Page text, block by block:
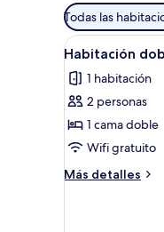
Filtros
disponibles
para
las
habitaciones
Todas las
Abrir
todas
las
fotos
de
Habitación
doble
estándar,
14
Habitación
1 habitación
2 personas
1 cama doble
Wifi gratuito
Más detalles
Más